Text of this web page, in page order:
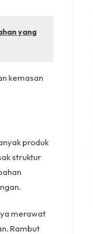
yang
kemasan
produk
struktur
merawat
Rambut